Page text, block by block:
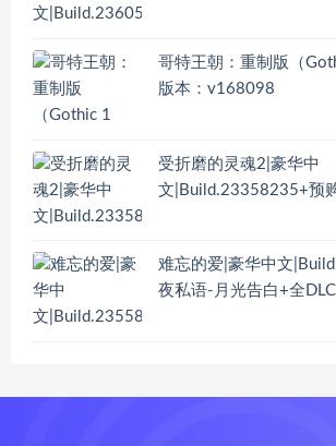
哥特王朝：重制版（
版本：v168098
受折磨的灵魂2|豪华中
文|Build.23358235+预
难忘的爱|豪华中文
夜私语-月光告白+全DLC